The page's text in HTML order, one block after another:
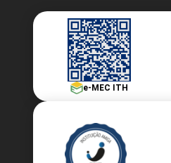
e-MEC ITH